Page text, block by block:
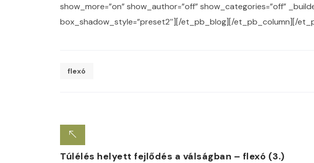
show_more=”on” show_author=”off” show_categories=”off”
box_shadow_style=”preset2″][/et_pb_blog][/et_pb_column][/
flexó
Túlélés helyett fejlődés a válságban – flexó (3.)